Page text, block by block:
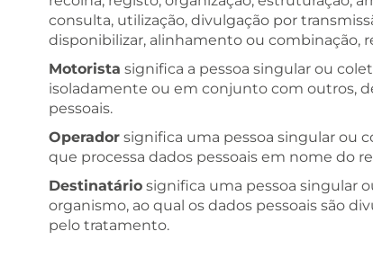
consulta, utilização, divulgação por
disponibilizar, alinhamento ou combinação,
Motorista significa a pessoa singular ou
isoladamente ou em conjunto com outros,
pessoais.
Operador significa uma pessoa singular ou
que processa dados pessoais em nome do
Destinatário significa uma pessoa singular
organismo, ao qual os dados pessoais são
pelo tratamento.